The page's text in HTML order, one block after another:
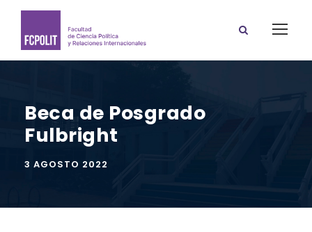
Beca de Posgrado
Fulbright
3 AGOSTO 2022